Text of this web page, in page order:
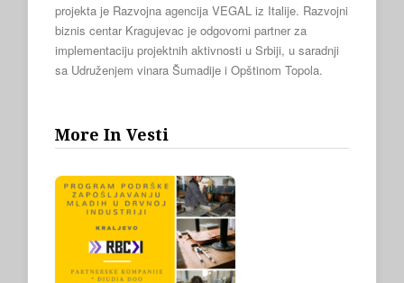
projekta je Razvojna agencija VEGAL iz Italije. Razvojni
biznis centar Kragujevac je odgovorni partner za
implementaciju projektnih aktivnosti u Srbiji, u saradnji
sa Udruženjem vinara Šumadije i Opštinom Topola.
More In Vesti